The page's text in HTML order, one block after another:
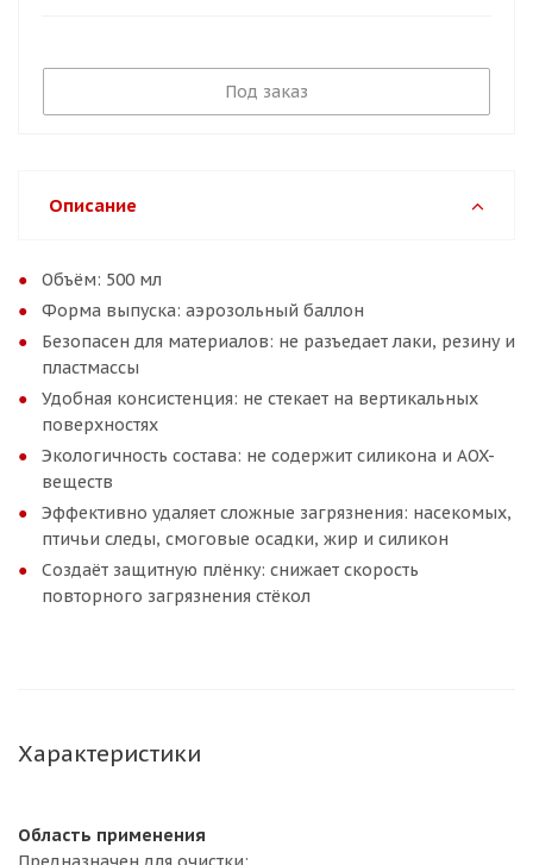
Под заказ
Описание
Объём: 500 мл
Форма выпуска: аэрозольный баллон
Безопасен для материалов: не разъедает лаки, резину и
пластмассы
Удобная консистенция: не стекает на вертикальных
поверхностях
Экологичность состава: не содержит силикона и AOX-
веществ
Эффективно удаляет сложные загрязнения: насекомых,
птичьи следы, смоговые осадки, жир и силикон
Создаёт защитную плёнку: снижает скорость
повторного загрязнения стёкол
Характеристики
Область применения